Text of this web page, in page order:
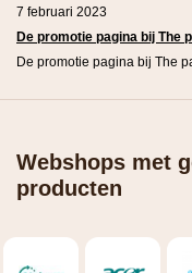
7 februari 2023
De promotie pagina bij The
De promotie pagina bij The
Webshops met
producten